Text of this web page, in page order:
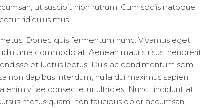
ut suscipit nibh rutrum. Cum sociis natoque
ridiculus mus.
Donec quis fermentum nunc. Vivamus eget
urna commodo at. Aenean mauris risus, hendrerit
et luctus lectus. Duis ac condimentum sem,
non dapibus interdum, nulla dui maximus sapien,
enim vitae consectetur ultricies. Nunc tincidunt at
metus quam, non faucibus dolor accumsan